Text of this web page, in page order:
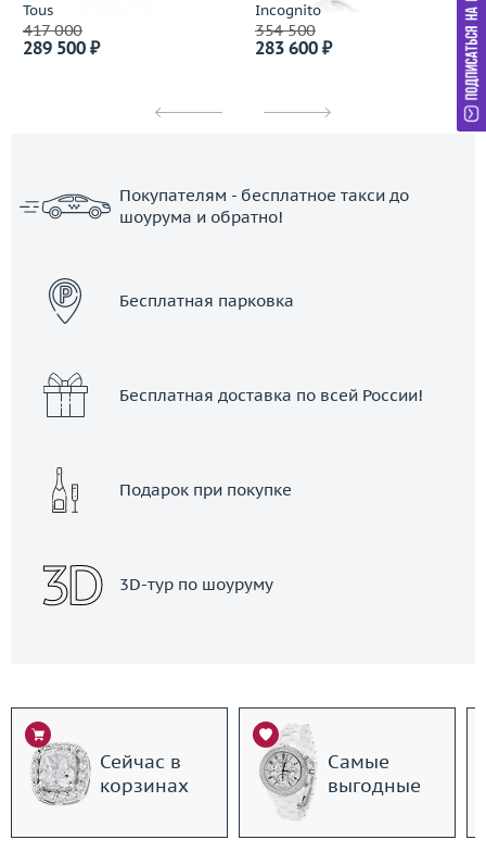
Tous
417 000
289 500 ₽
Incognito
354 500
283 600 ₽
Покупателям - бесплатное такси до
шоурума и обратно!
Бесплатная парковка
Бесплатная доставка по всей России!
Подарок при покупке
3D-тур по шоуруму
Сейчас в
корзинах
Самые
выгодные